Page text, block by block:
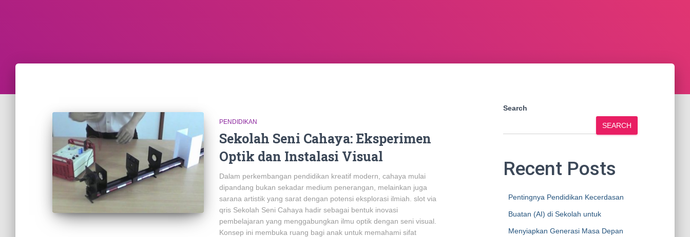
PENDIDIKAN
Sekolah Seni Cahaya: Eksperimen
Optik dan Instalasi Visual
Dalam perkembangan pendidikan kreatif modern, cahaya mulai
dipandang bukan sekadar medium penerangan, melainkan juga
sarana artistik yang sarat dengan potensi eksplorasi ilmiah. slot via
qris Sekolah Seni Cahaya hadir sebagai bentuk inovasi
pembelajaran yang menggabungkan ilmu optik dengan seni visual.
Konsep ini membuka ruang bagi anak untuk memahami sifat
Search
SEARCH
Recent Posts
Pentingnya Pendidikan Kecerdasan
Buatan (AI) di Sekolah untuk
Menyiapkan Generasi Masa Depan